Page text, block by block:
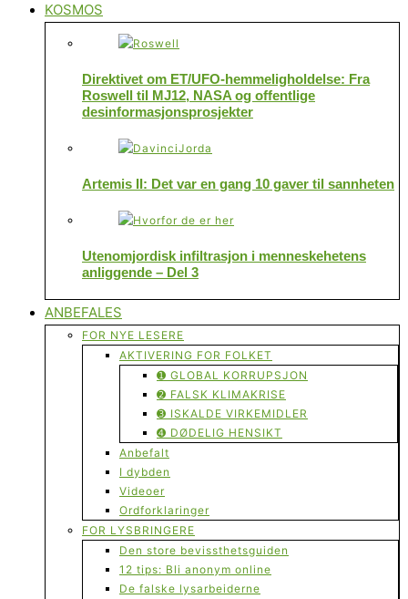
KOSMOS
Direktivet om ET/UFO-hemmeligholdelse: Fra
Roswell til MJ12, NASA og offentlige
desinformasjonsprosjekter
Artemis II: Det var en gang 10 gaver til sannheten
Utenomjordisk infiltrasjon i menneskehetens
anliggende – Del 3
ANBEFALES
FOR NYE LESERE
AKTIVERING FOR FOLKET
➊ GLOBAL KORRUPSJON
➋ FALSK KLIMAKRISE
➌ ISKALDE VIRKEMIDLER
➍ DØDELIG HENSIKT
Anbefalt
I dybden
Videoer
Ordforklaringer
FOR LYSBRINGERE
Den store bevissthetsguiden
12 tips: Bli anonym online
De falske lysarbeiderne